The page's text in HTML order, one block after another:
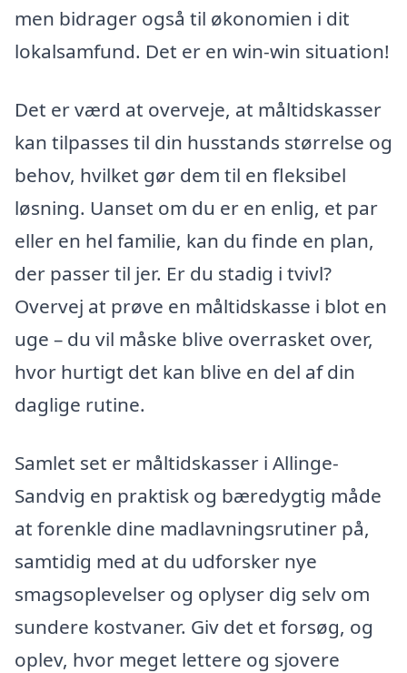
men bidrager også til økonomien i dit
lokalsamfund. Det er en win-win situation!
Det er værd at overveje, at måltidskasser
kan tilpasses til din husstands størrelse og
behov, hvilket gør dem til en fleksibel
løsning. Uanset om du er en enlig, et par
eller en hel familie, kan du finde en plan,
der passer til jer. Er du stadig i tvivl?
Overvej at prøve en måltidskasse i blot en
uge – du vil måske blive overrasket over,
hvor hurtigt det kan blive en del af din
daglige rutine.
Samlet set er måltidskasser i Allinge-
Sandvig en praktisk og bæredygtig måde
at forenkle dine madlavningsrutiner på,
samtidig med at du udforsker nye
smagsoplevelser og oplyser dig selv om
sundere kostvaner. Giv det et forsøg, og
oplev, hvor meget lettere og sjovere